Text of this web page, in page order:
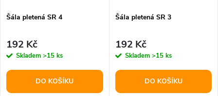
Šála pletená SR 4
192 Kč
Skladem >15 ks
DO KOŠÍKU
Šála pletená SR 3
192 Kč
Skladem >15 ks
DO KOŠÍKU